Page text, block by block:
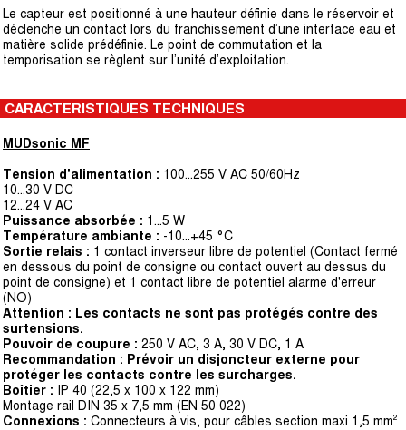
Le capteur est positionné à une hauteur définie dans le réservoir et
déclenche un contact lors du franchissement d’une interface eau et
matière solide prédéfinie. Le point de commutation et la
temporisation se règlent sur l’unité d’exploitation.
CARACTERISTIQUES TECHNIQUES
MUDsonic MF
Tension d'alimentation : 100...255 V AC 50/60Hz
10...30 V DC
12...24 V AC
Puissance absorbée : 1...5 W
Température ambiante : -10…+45 °C
Sortie relais : 1 contact inverseur libre de potentiel (Contact fermé
en dessous du point de consigne ou contact ouvert au dessus du
point de consigne) et 1 contact libre de potentiel alarme d'erreur
(NO)
Attention : Les contacts ne sont pas protégés contre des
surtensions.
Pouvoir de coupure : 250 V AC, 3 A, 30 V DC, 1 A
Recommandation : Prévoir un disjoncteur externe pour
protéger les contacts contre les surcharges.
Boîtier : IP 40 (22,5 x 100 x 122 mm)
Montage rail DIN 35 x 7,5 mm (EN 50 022)
Connexions : Connecteurs à vis, pour câbles section maxi 1,5 mm²